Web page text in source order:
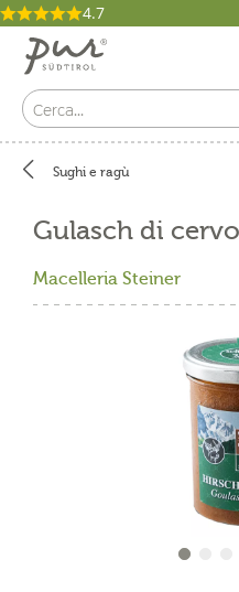
4.7
Sughi e ragù
Gulasch di cervo
Macelleria Steiner